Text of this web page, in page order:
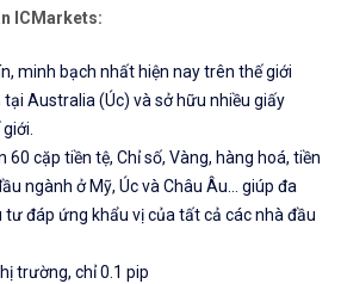
ICMarkets:
minh bạch nhất hiện nay trên thế giới
Australia (Úc) và sở hữu nhiều giấy
60 cặp tiền tệ, Chỉ số, Vàng, hàng hoá, tiền
ngành ở Mỹ, Úc và Châu Âu... giúp đa
tư đáp ứng khẩu vị của tất cả các nhà đầu
trường, chỉ 0.1 pip